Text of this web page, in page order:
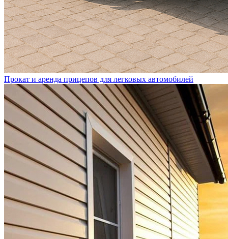
Прокат и аренда прицепов для легковых автомобилей